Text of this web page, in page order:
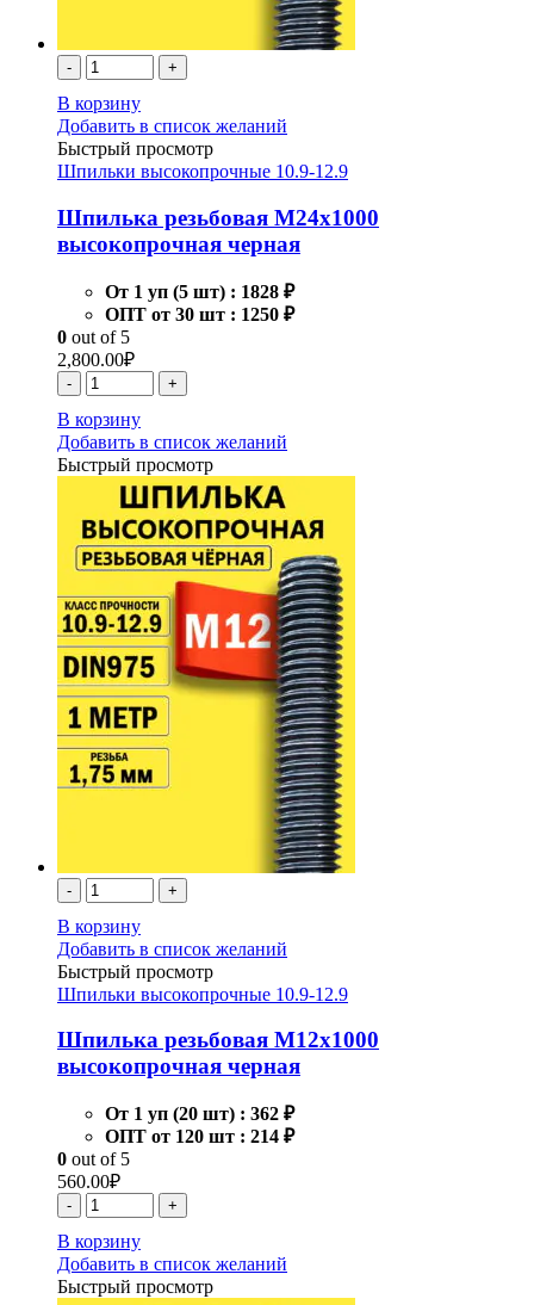
- +
В корзину
Добавить в список желаний
Быстрый просмотр
Шпильки высокопрочные 10.9-12.9
Шпилька резьбовая М24х1000
высокопрочная черная
От 1 уп (5 шт) : 1828 ₽
ОПТ от 30 шт : 1250 ₽
0 out of 5
2,800.00₽
- +
В корзину
Добавить в список желаний
Быстрый просмотр
- +
В корзину
Добавить в список желаний
Быстрый просмотр
Шпильки высокопрочные 10.9-12.9
Шпилька резьбовая М12х1000
высокопрочная черная
От 1 уп (20 шт) : 362 ₽
ОПТ от 120 шт : 214 ₽
0 out of 5
560.00₽
- +
В корзину
Добавить в список желаний
Быстрый просмотр